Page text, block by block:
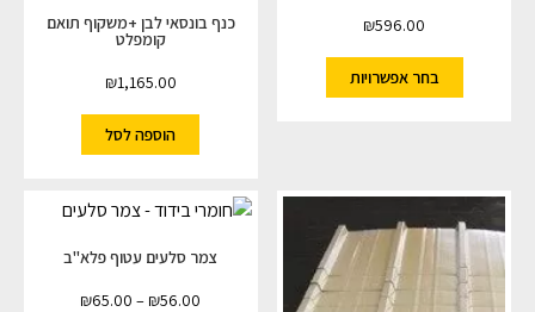
₪596.00
בחר אפשרויות
כנף בונסאי לבן +משקוף תואם
קומפלט
₪1,165.00
הוספה לסל
צמר סלעים עטוף פלא"ב
₪56.00
–
₪65.00